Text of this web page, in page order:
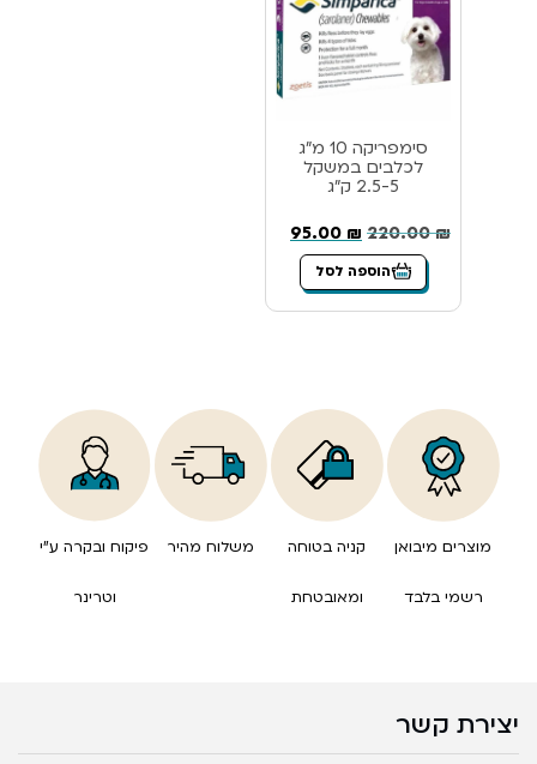
סימפריקה 10 מ”ג
לכלבים במשקל
2.5-5 ק”ג
220.00₪
95.00 ₪
הוספה לסל
מוצרים מיבואן
רשמי בלבד
קניה בטוחה
ומאובטחת
משלוח מהיר פיקוח ובקרה ע”י
וטרינר
יצירת קשר